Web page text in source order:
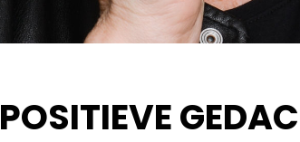
POSITIEVE